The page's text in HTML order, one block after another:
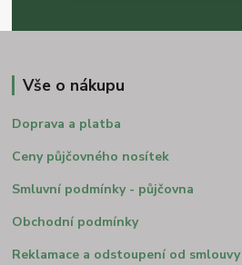
Vše o nákupu
Doprava a platba
Ceny půjčovného nosítek
Smluvní podmínky - půjčovna
Obchodní podmínky
Reklamace a odstoupení od smlouvy